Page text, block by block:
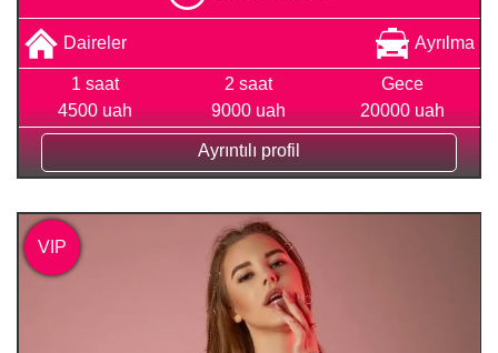
Daireler Ayrılma
1 saat
4500 uah
2 saat
9000 uah
Gece
20000 uah
Ayrıntılı profil
VIP